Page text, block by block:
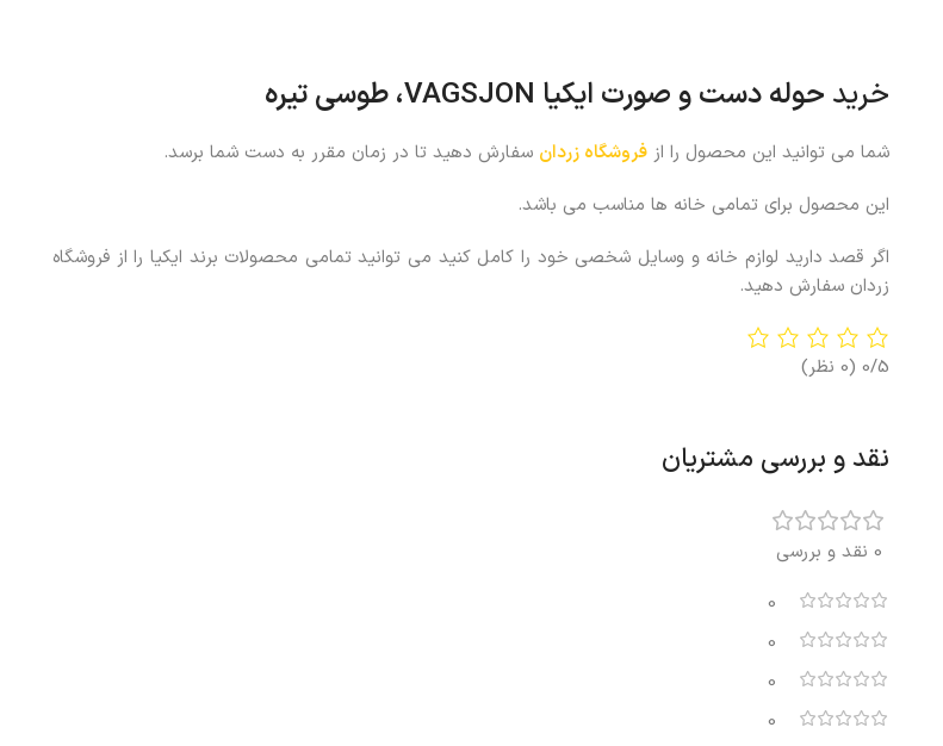
خرید حوله دست و صورت ایکیا VAGSJON، طوسی تیره
شما می توانید این محصول را از فروشگاه زردان سفارش دهید تا در زمان مقرر به دست شما برسد.
این محصول برای تمامی خانه ها مناسب می باشد.
اگر قصد دارید لوازم خانه و وسایل شخصی خود را کامل کنید می توانید تمامی محصولات برند ایکیا را از فروشگاه
زردان سفارش دهید.
0/5 (0 نظر)
نقد و بررسی مشتریان
0 نقد و بررسی
0
0
0
0